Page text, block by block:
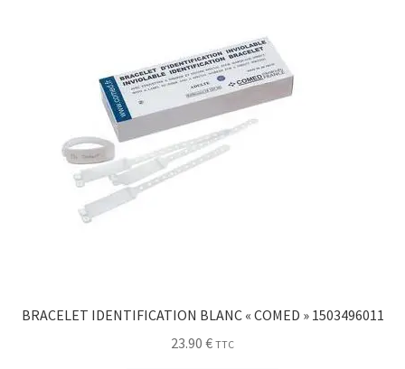
BRACELET IDENTIFICATION BLANC « COMED » 1503496011
23.90 € TTC